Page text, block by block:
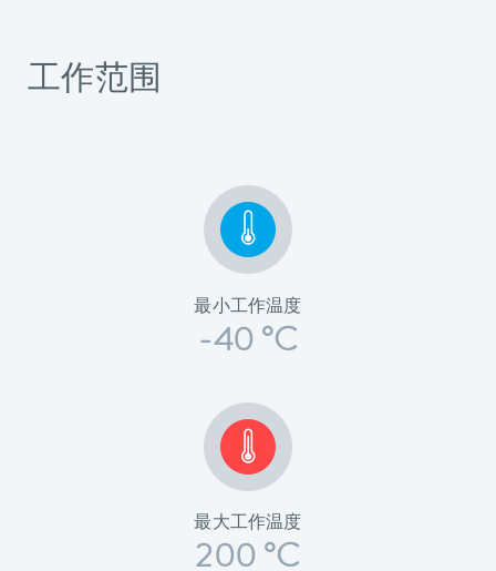
工作范围
最小工作温度
-40 °C
最大工作温度
200 °C